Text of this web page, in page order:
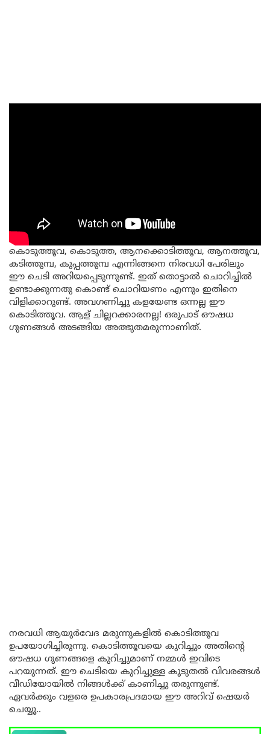
കൊടുത്തൂവ, കൊടുത്ത, ആനക്കൊടിത്തൂവ, ആനത്തൂവ,
കടിത്തുമ്പ, കുപ്പത്തുമ്പ എന്നിങ്ങനെ നിരവധി പേരിലും
ഈ ചെടി അറിയപ്പെടുന്നുണ്ട്. ഇത് തൊട്ടാൽ ചൊറിച്ചിൽ
ഉണ്ടാക്കുന്നതു കൊണ്ട് ചൊറിയണം എന്നും ഇതിനെ
വിളിക്കാറുണ്ട്. അവഗണിച്ചു കളയേണ്ട ഒന്നല്ല ഈ
കൊടിത്തൂവ. ആള് ചില്ലറക്കാരനല്ല! ഒരുപാട് ഔഷധ
ഗുണങ്ങൾ അടങ്ങിയ അത്ഭുതമരുന്നാണിത്.
നരവധി ആയുര്‍വേദ മരുന്നുകളിൽ കൊടിത്തൂവ
ഉപയോഗിച്ചിരുന്നു. കൊടിത്തൂവയെ കുറിച്ചും അതിന്റെ
ഔഷധ ഗുണങ്ങളെ കുറിച്ചുമാണ് നമ്മൾ ഇവിടെ
പറയുന്നത്. ഈ ചെടിയെ കുറിച്ചുള്ള കൂടുതൽ വിവരങ്ങൾ
വീഡിയോയിൽ നിങ്ങൾക്ക് കാണിച്ചു തരുന്നുണ്ട്.
ഏവർക്കും വളരെ ഉപകാരപ്രദമായ ഈ അറിവ് ഷെയർ
ചെയ്യൂ..